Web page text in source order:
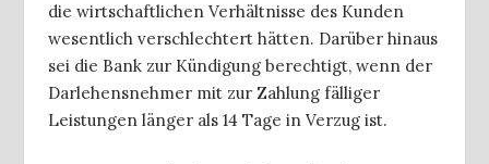
die wirtschaftlichen Verhältnisse des Kunden
wesentlich verschlechtert hätten. Darüber hinaus
sei die Bank zur Kündigung berechtigt, wenn der
Darlehensnehmer mit zur Zahlung fälliger
Leistungen länger als 14 Tage in Verzug ist.